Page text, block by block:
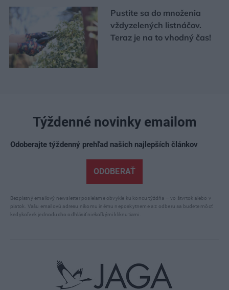
Pustite sa do množenia
vždyzelených listnáčov.
Teraz je na to vhodný čas!
Týždenné novinky emailom
Odoberajte týždenný prehľad našich najlepších článkov
ODOBERAŤ
Bezplatný emailový newsletter posielame obvykle ku koncu týždňa – vo štvrtok alebo v
piatok. Vašu emailovú adresu nikomu inému neposkytneme a z odberu sa budete môcť
kedykoľvek jednoducho odhlásiť niekoľkými kliknutiami.